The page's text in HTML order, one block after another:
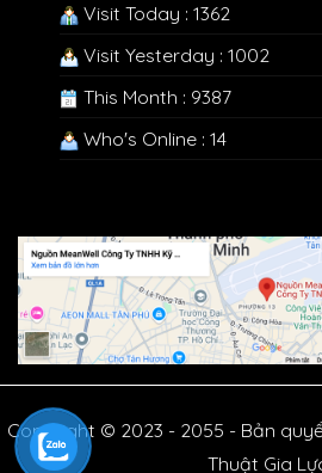
Visit Today : 1362
Visit Yesterday : 1002
This Month : 9387
Who's Online : 14
Copyright © 2023 - 2055 - Bản
Thuật Gia